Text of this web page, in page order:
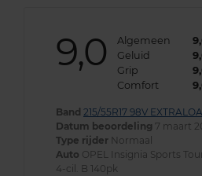
9,0 Algemeen
Geluid
Grip
Comfort
Band 215/55R17 98V
Datum beoordeling 7 maart
Type rijder Normaal
Auto OPEL Insignia Sports
4-cil. B 140pk